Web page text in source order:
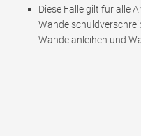
Diese Falle gilt für alle
Wandelanleihen und